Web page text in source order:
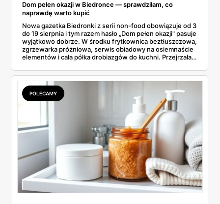
Dom pełen okazji w Biedronce — sprawdziłam, co
naprawdę warto kupić
Nowa gazetka Biedronki z serii non-food obowiązuje od 3
do 19 sierpnia i tym razem hasło „Dom pełen okazji" pasuje
wyjątkowo dobrze. W środku frytkownica beztłuszczowa,
zgrzewarka próżniowa, serwis obiadowy na osiemnaście
elementów i cała półka drobiazgów do kuchni. Przejrzałam
się przy półce z samego rana.
POLECAMY